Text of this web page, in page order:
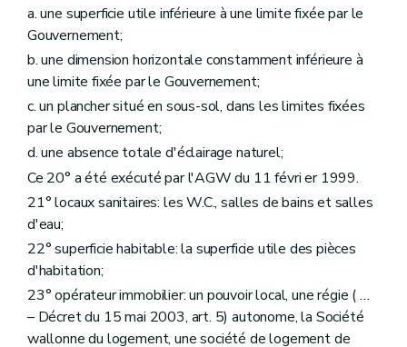
Art. 114
Sous-section 2
Art. 115
Sous-section 3 Du contrôle révisoral
Art. 116
Section 9 Du budget, de la comptabilité, des programmes d'investissements
Art. 117 à 126
Section 10
Art. 127
Art. 128
Art. 129
Chapitre II Des sociétés de logement de service public
Art. 130
Art. 131
Art. 132
Art. 133
Art. 134
Art. 135
a. une superficie utile inférieure à une limite fixée par le
Gouvernement;
b. une dimension horizontale constamment inférieure à
une limite fixée par le Gouvernement;
c. un plancher situé en sous-sol, dans les limites fixées
par le Gouvernement;
d. une absence totale d'éclairage naturel;
Ce 20° a été exécuté par l'AGW du 11 févri er 1999.
21° locaux sanitaires: les W.C., salles de bains et salles
d'eau;
22° superficie habitable: la superficie utile des pièces
d'habitation;
23° opérateur immobilier: un pouvoir local, une régie (...
– Décret du 15 mai 2003, art. 5) autonome, la Société
wallonne du logement, une société de logement de